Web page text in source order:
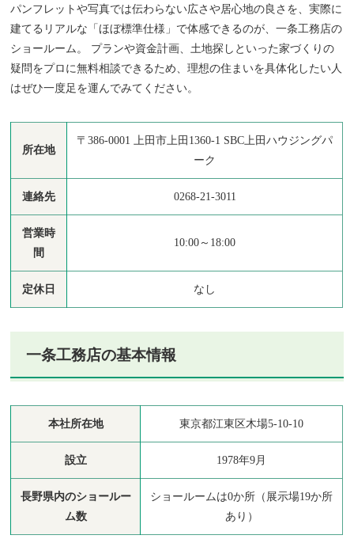
パンフレットや写真では伝わらない広さや居心地の良さを、実際に
建てるリアルな「ほぼ標準仕様」で体感できるのが、一条工務店の
ショールーム。 プランや資金計画、土地探しといった家づくりの
疑問をプロに無料相談できるため、理想の住まいを具体化したい人
はぜひ一度足を運んでみてください。
所在地
〒386-0001 上田市上田1360-1 SBC上田ハウジングパ
ーク
連絡先 0268-21-3011
営業時
間
10:00～18:00
定休日 なし
一条工務店の基本情報
本社所在地 東京都江東区木場5-10-10
設立 1978年9月
長野県内のショールー
ム数
ショールームは0か所（展示場19か所
あり）